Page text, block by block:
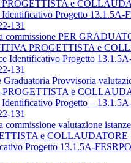
PROGETTISTA e
Identificativo Progetto 13.1.5A-
131
commissione PER
PROGETTISTA e
Identificativo Progetto
131
Graduatoria Provvisoria
PROGETTISTA e
Identificativo Progetto –
131
commissione valutazione istanze
e COLLAUDATORE
Progetto 13.1.5A-